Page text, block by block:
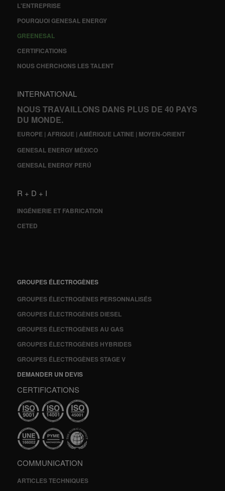
L'ENTREPRISE
POURQUOI GENESAL ENERGY
GREENESAL
CERTIFICATIONS
NOUS CHERCHONS LES TALENT
INTERNATIONAL
NOUS TRAVAILLONS DANS PLUS DE 40 PAYS
DU MONDE.
EUROPE | AFRIQUE | AMÉRIQUE LATINE | MOYEN-ORIENT
GENESAL ENERGY MÉXICO
GENESAL ENERGY PERÚ
R + D + I
INGÉNIERIE ET FABRICATION
CETED
GROUPES ÉLECTROGÈNES
GROUPES ÉLECTROGÈNES PERSONNALISÉS
GROUPES ÉLECTROGÈNES DIESEL
GROUPES ÉLECTROGÈNES AU GAS
GROUPES ÉLECTROGÈNES HYBRIDES
GROUPES ÉLECTROGÈNES STAGE V
DEMANDER UN DEVIS
CERTIFICATIONS
COMMUNICATION
ARTICLES TECHNIQUES